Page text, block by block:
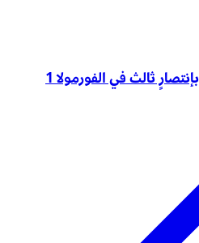
ثالث في الفورمولا 1